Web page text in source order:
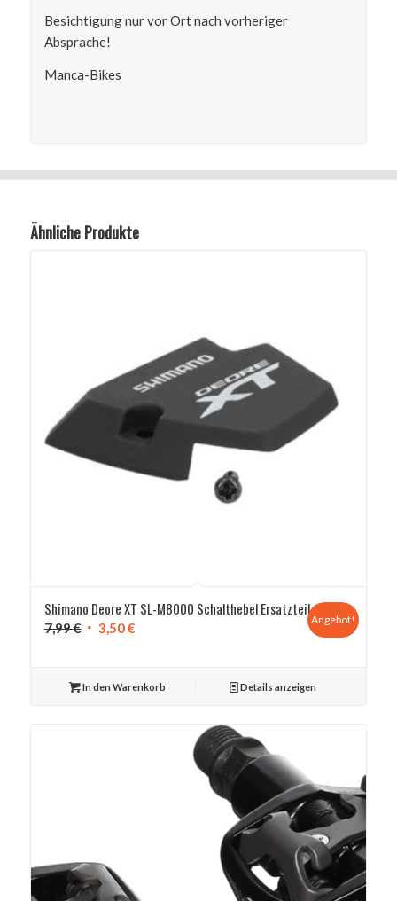
Besichtigung nur vor Ort nach vorheriger
Absprache!
Manca-Bikes
Ähnliche Produkte
Shimano Deore XT SL-M8000 Schalthebel Ersatzteil
7,99€ Ursprünglicher
7,99 €
3,50€Aktueller
3,50 €.
Angebot!
In den Warenkorb Details anzeigen